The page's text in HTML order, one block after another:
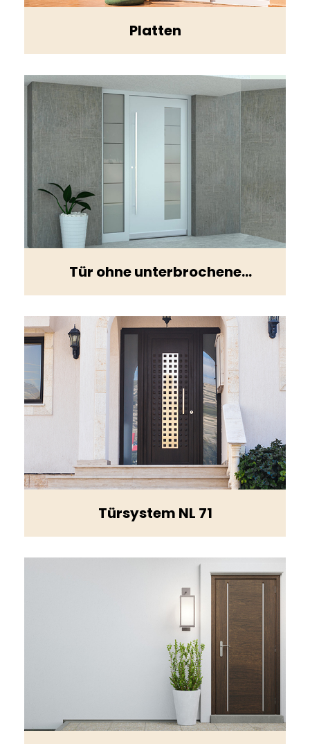
Platten
Tür ohne unterbrochene
Wärmebrücke
Türsystem NL 71